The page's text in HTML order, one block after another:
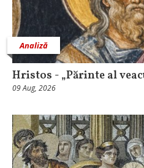
Analiză
Hristos - „Părinte al
09 Aug, 2026